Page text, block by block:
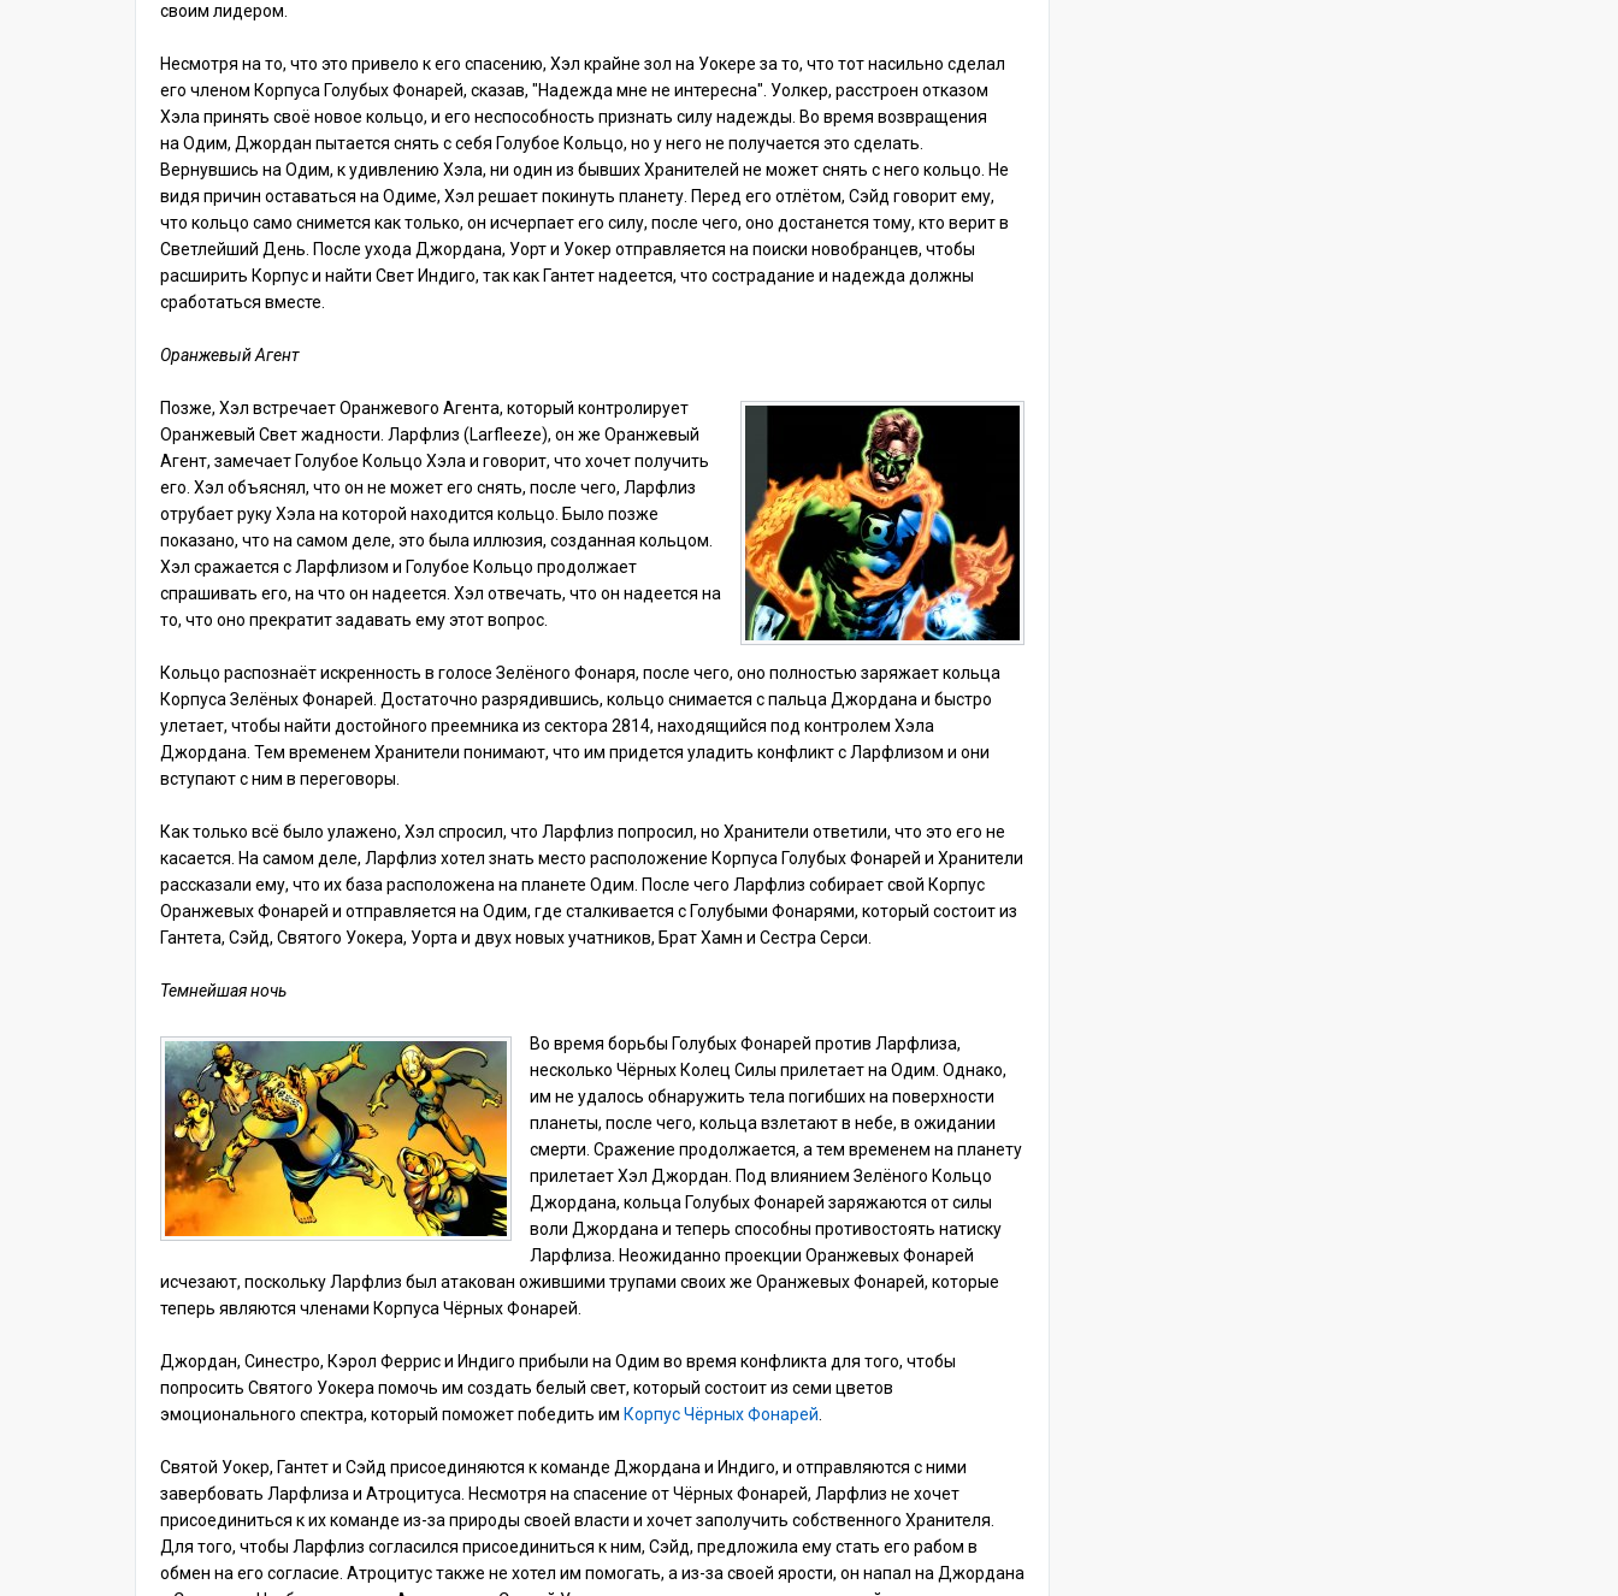
своим лидером.
Несмотря на то, что это привело к его спасению, Хэл крайне зол на Уокере за то, что тот насильно сделал
его членом Корпуса Голубых Фонарей, сказав, "Надежда мне не интересна". Уолкер, расстроен отказом
Хэла принять своё новое кольцо, и его неспособность признать силу надежды. Во время возвращения
на Одим, Джордан пытается снять с себя Голубое Кольцо, но у него не получается это сделать.
Вернувшись на Одим, к удивлению Хэла, ни один из бывших Хранителей не может снять с него кольцо. Не
видя причин оставаться на Одиме, Хэл решает покинуть планету. Перед его отлётом, Сэйд говорит ему,
что кольцо само снимется как только, он исчерпает его силу, после чего, оно достанется тому, кто верит в
Светлейший День. После ухода Джордана, Уорт и Уокер отправляется на поиски новобранцев, чтобы
расширить Корпус и найти Свет Индиго, так как Гантет надеется, что сострадание и надежда должны
сработаться вместе.
Оранжевый Агент
Позже, Хэл встречает Оранжевого Агента, который контролирует
Оранжевый Свет жадности. Ларфлиз (Larfleeze), он же Оранжевый
Агент, замечает Голубое Кольцо Хэла и говорит, что хочет получить
его. Хэл объяснял, что он не может его снять, после чего, Ларфлиз
отрубает руку Хэла на которой находится кольцо. Было позже
показано, что на самом деле, это была иллюзия, созданная кольцом.
Хэл сражается с Ларфлизом и Голубое Кольцо продолжает
спрашивать его, на что он надеется. Хэл отвечать, что он надеется на
то, что оно прекратит задавать ему этот вопрос.
Кольцо распознаёт искренность в голосе Зелёного Фонаря, после чего, оно полностью заряжает кольца
Корпуса Зелёных Фонарей. Достаточно разрядившись, кольцо снимается с пальца Джордана и быстро
улетает, чтобы найти достойного преемника из сектора 2814, находящийся под контролем Хэла
Джордана. Тем временем Хранители понимают, что им придется уладить конфликт с Ларфлизом и они
вступают с ним в переговоры.
Как только всё было улажено, Хэл спросил, что Ларфлиз попросил, но Хранители ответили, что это его не
касается. На самом деле, Ларфлиз хотел знать место расположение Корпуса Голубых Фонарей и Хранители
рассказали ему, что их база расположена на планете Одим. После чего Ларфлиз собирает свой Корпус
Оранжевых Фонарей и отправляется на Одим, где сталкивается с Голубыми Фонарями, который состоит из
Гантета, Сэйд, Святого Уокера, Уорта и двух новых учатников, Брат Хамн и Сестра Серси.
Темнейшая ночь
Во время борьбы Голубых Фонарей против Ларфлиза,
несколько Чёрных Колец Силы прилетает на Одим. Однако,
им не удалось обнаружить тела погибших на поверхности
планеты, после чего, кольца взлетают в небе, в ожидании
смерти. Сражение продолжается, а тем временем на планету
прилетает Хэл Джордан. Под влиянием Зелёного Кольцо
Джордана, кольца Голубых Фонарей заряжаются от силы
воли Джордана и теперь способны противостоять натиску
Ларфлиза. Неожиданно проекции Оранжевых Фонарей
исчезают, поскольку Ларфлиз был атакован ожившими трупами своих же Оранжевых Фонарей, которые
теперь являются членами Корпуса Чёрных Фонарей.
Джордан, Синестро, Кэрол Феррис и Индиго прибыли на Одим во время конфликта для того, чтобы
попросить Святого Уокера помочь им создать белый свет, который состоит из семи цветов
эмоционального спектра, который поможет победить им Корпус Чёрных Фонарей
Святой Уокер, Гантет и Сэйд присоединяются к команде Джордана и Индиго, и отправляются с ними
завербовать Ларфлиза и Атроцитуса. Несмотря на спасение от Чёрных Фонарей, Ларфлиз не хочет
присоединиться к их команде из-за природы своей власти и хочет заполучить собственного Хранителя.
Для того, чтобы Ларфлиз согласился присоединиться к ним, Сэйд, предложила ему стать его рабом в
обмен на его согласие. Атроцитус также не хотел им помогать, а из-за своей ярости, он напал на Джордана